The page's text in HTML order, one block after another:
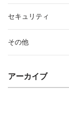
セキュリティ
その他
アーカイブ